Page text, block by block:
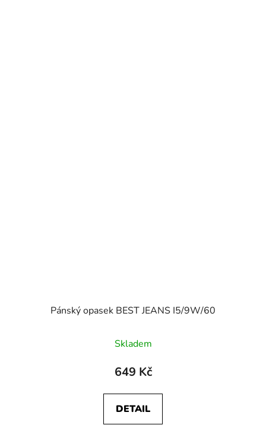
Pánský opasek BEST JEANS I5/9W/60
Skladem
649 Kč
DETAIL